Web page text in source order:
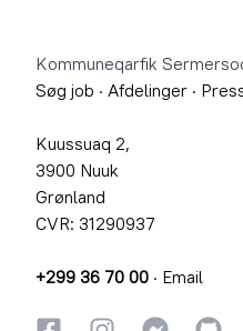
Kommuneqarfik
Søg job · Afdelinger ·
Kuussuaq 2,
3900 Nuuk
Grønland
CVR: 31290937
+299 36 70 00 · Email